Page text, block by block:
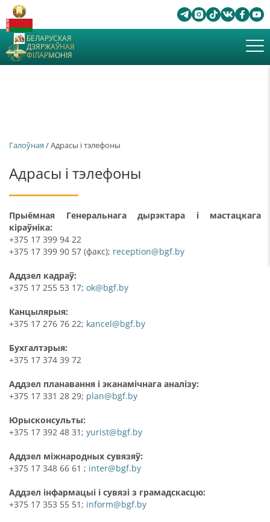
БЕЛАРУСКАЯ
ДЗЯРЖАЎНАЯ
ФІЛАРМОНІЯ
Галоўная / Адрасы і тэлефоны
Адрасы і тэлефоны
Прыёмная Генеральнага дырэктара і мастацкага
кіраўніка:
+375 17 399 94 22
+375 17 399 90 57 (факс); reception@bgf.by
Аддзел кадраў:
+375 17 255 53 17; ok@bgf.by
Канцылярыя:
+375 17 276 76 22; kancel@bgf.by
Бухгалтэрыя:
+375 17 374 39 72
Аддзел планавання і эканамічнага аналізу:
+375 17 331 28 29; plan@bgf.by
Юрысконсульты:
+375 17 392 48 31; yurist@bgf.by
Аддзел міжнародных сувязяў:
+375 17 348 66 61 ; inter@bgf.by
Аддзел інфармацыі і сувязі з грамадскасцю:
+375 17 353 55 51; inform@bgf.by